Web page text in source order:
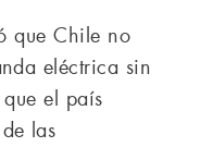
que Chile no
eléctrica sin
el país
las